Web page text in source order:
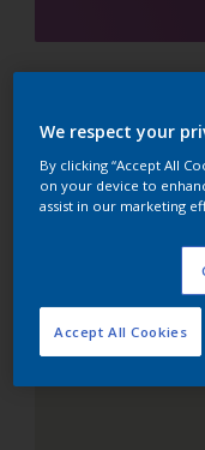
We respect your
By clicking “Accept All
on your device to
assist in our marketing
Accept All Cookies